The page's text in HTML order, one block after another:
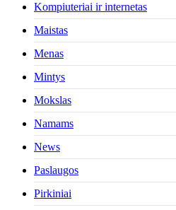
Kompiuteriai ir internetas
Maistas
Menas
Mintys
Mokslas
Namams
News
Paslaugos
Pirkiniai